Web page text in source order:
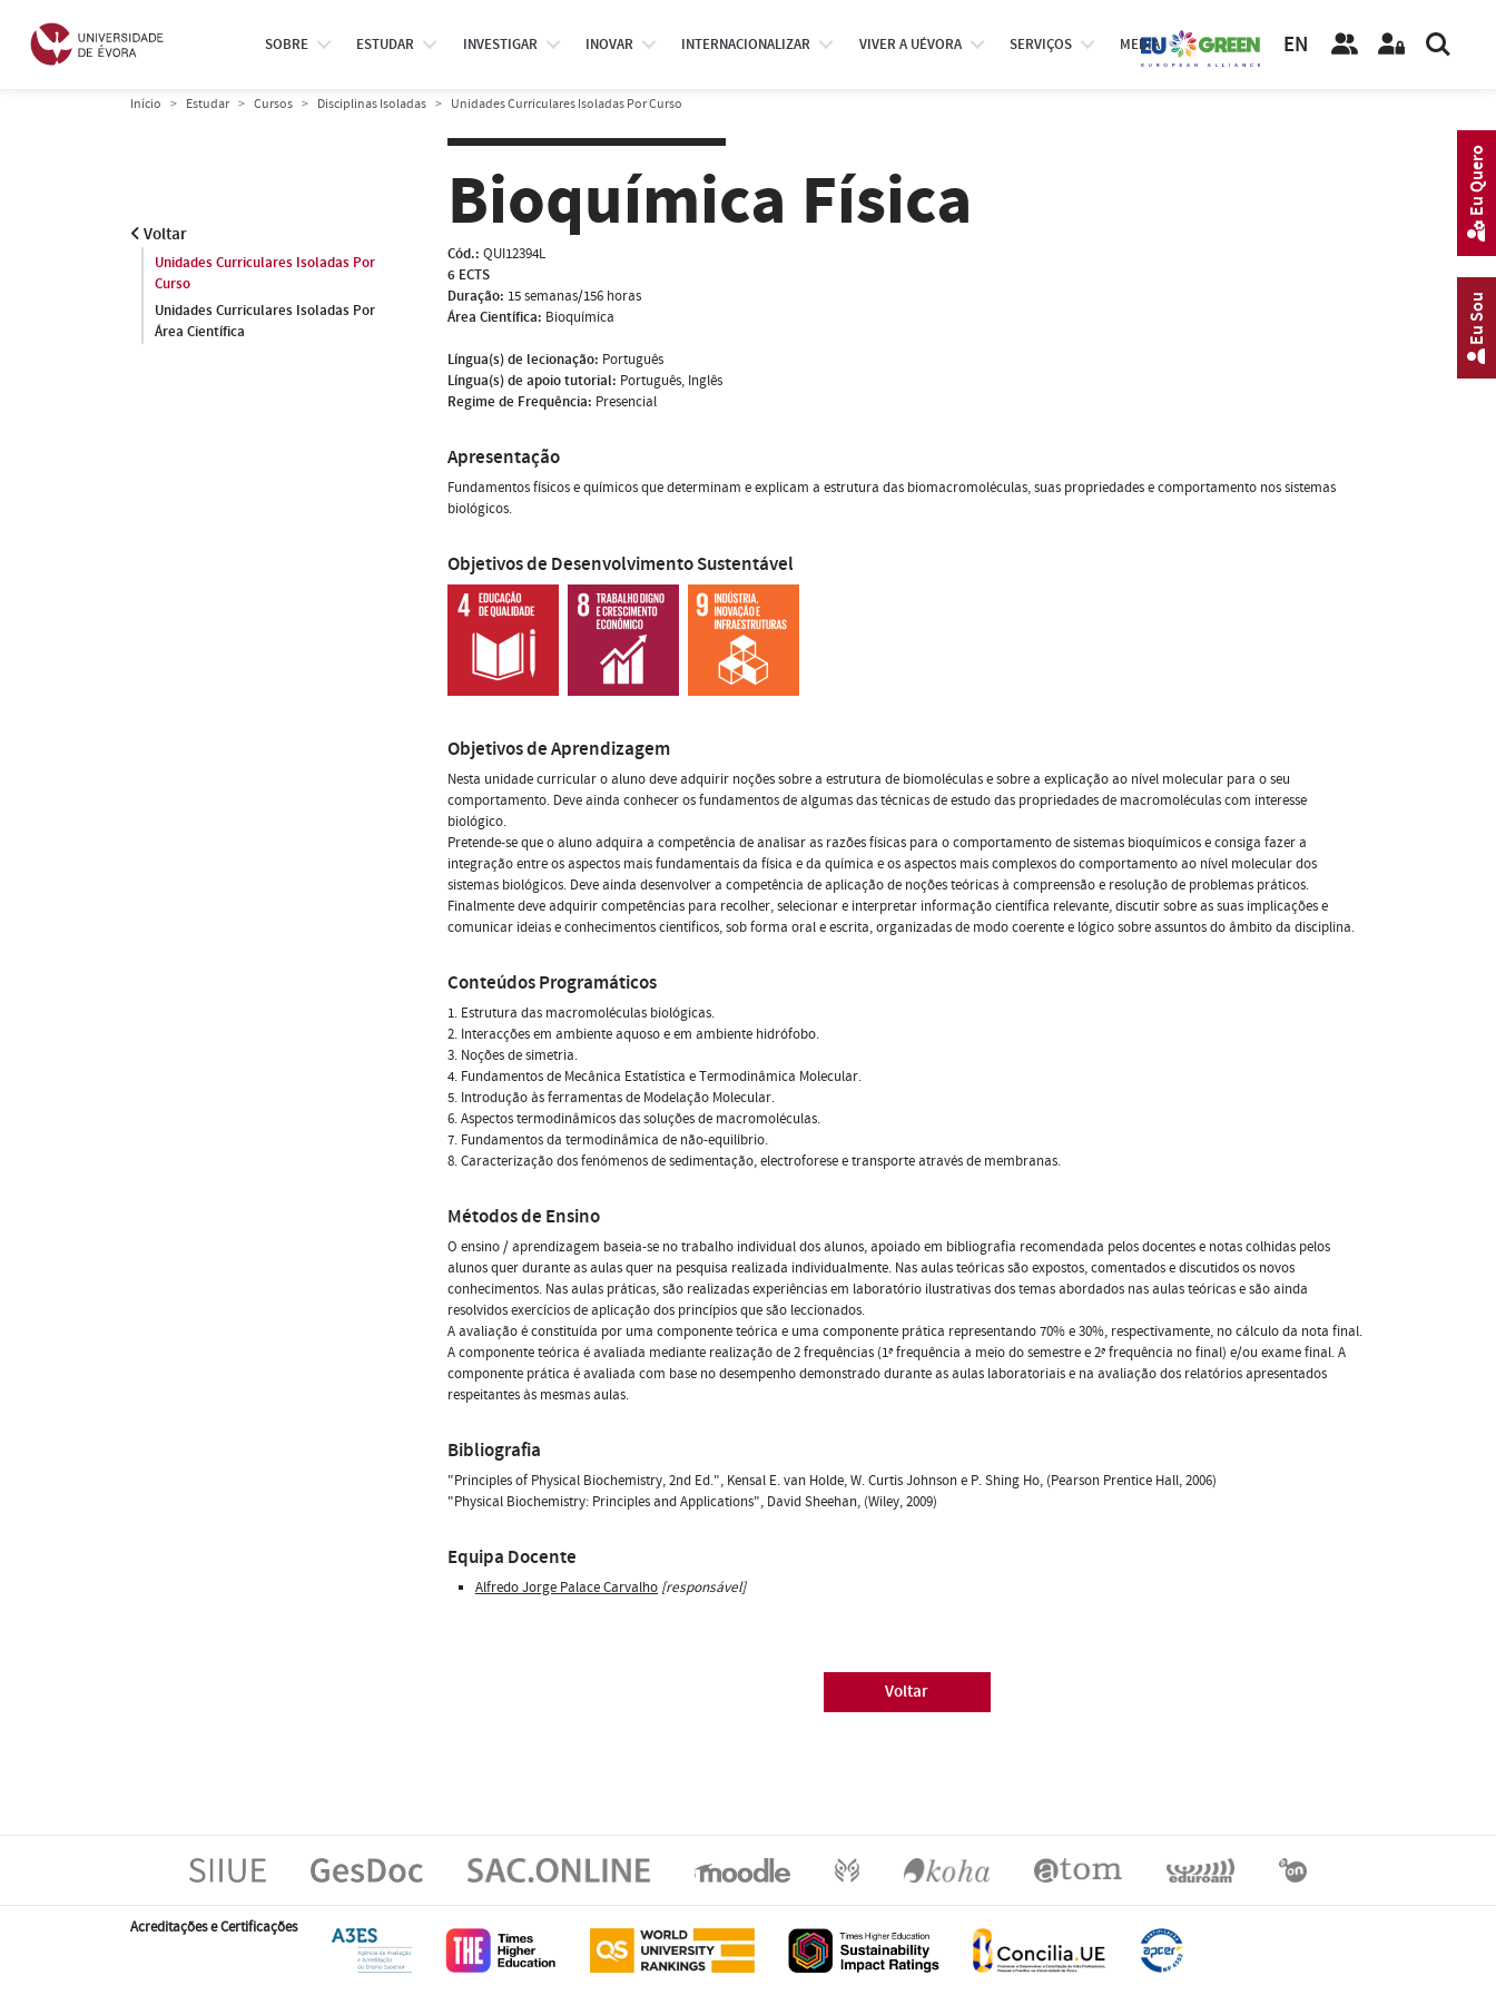
SOBRE ESTUDAR INVESTIGAR INOVAR INTERNACIONALIZAR VIVER A UÉVORA SERVIÇOS MEDIA EN
Início Estudar Cursos Disciplinas Isoladas Unidades Curriculares Isoladas Por Curso
Voltar
Unidades Curriculares Isoladas Por
Curso
Unidades Curriculares Isoladas Por
Área Científica
Bioquímica Física
Cód.: QUI12394L
6 ECTS
Duração: 15 semanas/156 horas
Área Científica: Bioquímica
Língua(s) de lecionação: Português
Língua(s) de apoio tutorial: Português, Inglês
Regime de Frequência: Presencial
Apresentação
Fundamentos físicos e químicos que determinam e explicam a estrutura das biomacromoléculas, suas propriedades e comportamento nos sistemas
biológicos.
Objetivos de Desenvolvimento Sustentável
Objetivos de Aprendizagem
Nesta unidade curricular o aluno deve adquirir noções sobre a estrutura de biomoléculas e sobre a explicação ao nível molecular para o seu
comportamento. Deve ainda conhecer os fundamentos de algumas das técnicas de estudo das propriedades de macromoléculas com interesse
biológico.
Pretende-se que o aluno adquira a competência de analisar as razões físicas para o comportamento de sistemas bioquímicos e consiga fazer a
integração entre os aspectos mais fundamentais da física e da química e os aspectos mais complexos do comportamento ao nível molecular dos
sistemas biológicos. Deve ainda desenvolver a competência de aplicação de noções teóricas à compreensão e resolução de problemas práticos.
Finalmente deve adquirir competências para recolher, selecionar e interpretar informação científica relevante, discutir sobre as suas implicações e
comunicar ideias e conhecimentos científicos, sob forma oral e escrita, organizadas de modo coerente e lógico sobre assuntos do âmbito da disciplina.
Conteúdos Programáticos
1. Estrutura das macromoléculas biológicas.
2. Interacções em ambiente aquoso e em ambiente hidrófobo.
3. Noções de simetria.
4. Fundamentos de Mecânica Estatística e Termodinâmica Molecular.
5. Introdução às ferramentas de Modelação Molecular.
6. Aspectos termodinâmicos das soluções de macromoléculas.
7. Fundamentos da termodinâmica de não-equilíbrio.
8. Caracterização dos fenómenos de sedimentação, electroforese e transporte através de membranas.
Métodos de Ensino
O ensino / aprendizagem baseia-se no trabalho individual dos alunos, apoiado em bibliografia recomendada pelos docentes e notas colhidas pelos
alunos quer durante as aulas quer na pesquisa realizada individualmente. Nas aulas teóricas são expostos, comentados e discutidos os novos
conhecimentos. Nas aulas práticas, são realizadas experiências em laboratório ilustrativas dos temas abordados nas aulas teóricas e são ainda
resolvidos exercícios de aplicação dos princípios que são leccionados.
A avaliação é constituída por uma componente teórica e uma componente prática representando 70% e 30%, respectivamente, no cálculo da nota final.
A componente teórica é avaliada mediante realização de 2 frequências (1ª frequência a meio do semestre e 2ª frequência no final) e/ou exame final. A
componente prática é avaliada com base no desempenho demonstrado durante as aulas laboratoriais e na avaliação dos relatórios apresentados
respeitantes às mesmas aulas.
Bibliografia
"Principles of Physical Biochemistry, 2nd Ed.", Kensal E. van Holde, W. Curtis Johnson e P. Shing Ho, (Pearson Prentice Hall, 2006)
"Physical Biochemistry: Principles and Applications", David Sheehan, (Wiley, 2009)
Equipa Docente
Alfredo Jorge Palace Carvalho [responsável]
Voltar
Acreditações e Certificações
Eu Sou
Eu Quero